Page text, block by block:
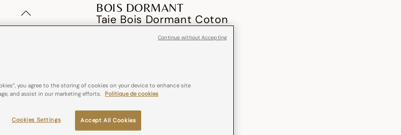
BOIS DORMANT
Taie Bois Dormant Coton
Couleurs :Doré
sélectionné
you agree to the storing of cookies on your device to enhance site
and assist in our marketing efforts. Politique de cookies
Accept All Cookies
Cookies Settings
Continue without Accepting